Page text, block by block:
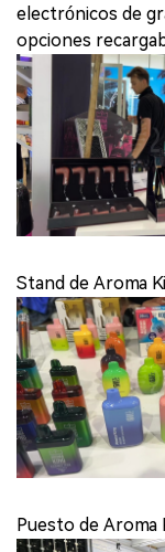
electrónicos de
opciones
Stand de Aroma
Puesto de Aroma